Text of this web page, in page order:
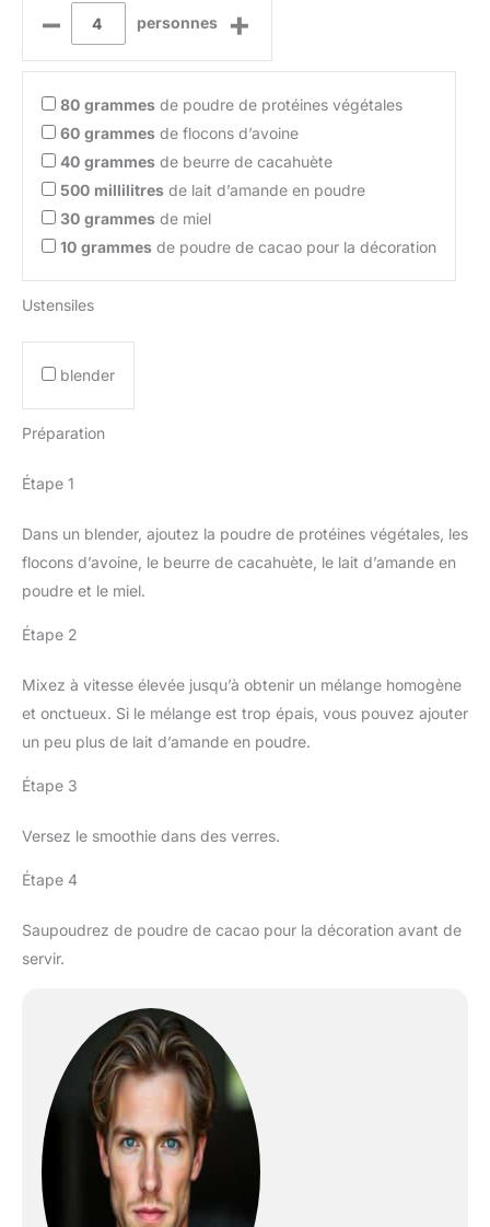
– personnes +
80 grammes de poudre de protéines végétales
60 grammes de flocons d’avoine
40 grammes de beurre de cacahuète
500 millilitres de lait d’amande en poudre
30 grammes de miel
10 grammes de poudre de cacao pour la décoration
Ustensiles
blender
Préparation
Étape 1
Dans un blender, ajoutez la poudre de protéines végétales, les
flocons d’avoine, le beurre de cacahuète, le lait d’amande en
poudre et le miel.
Étape 2
Mixez à vitesse élevée jusqu’à obtenir un mélange homogène
et onctueux. Si le mélange est trop épais, vous pouvez ajouter
un peu plus de lait d’amande en poudre.
Étape 3
Versez le smoothie dans des verres.
Étape 4
Saupoudrez de poudre de cacao pour la décoration avant de
servir.